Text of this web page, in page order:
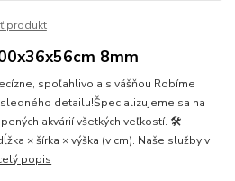
produkt
8mm
spoľahlivo a s vášňou Robíme
detailu!Špecializujeme sa na
akvárií všetkých veľkostí. 🛠
× šírka × výška (v cm). Naše služby v
popis